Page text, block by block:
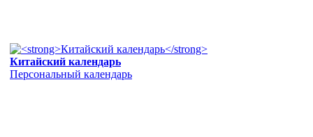
Китайский календарь
Персональный календарь